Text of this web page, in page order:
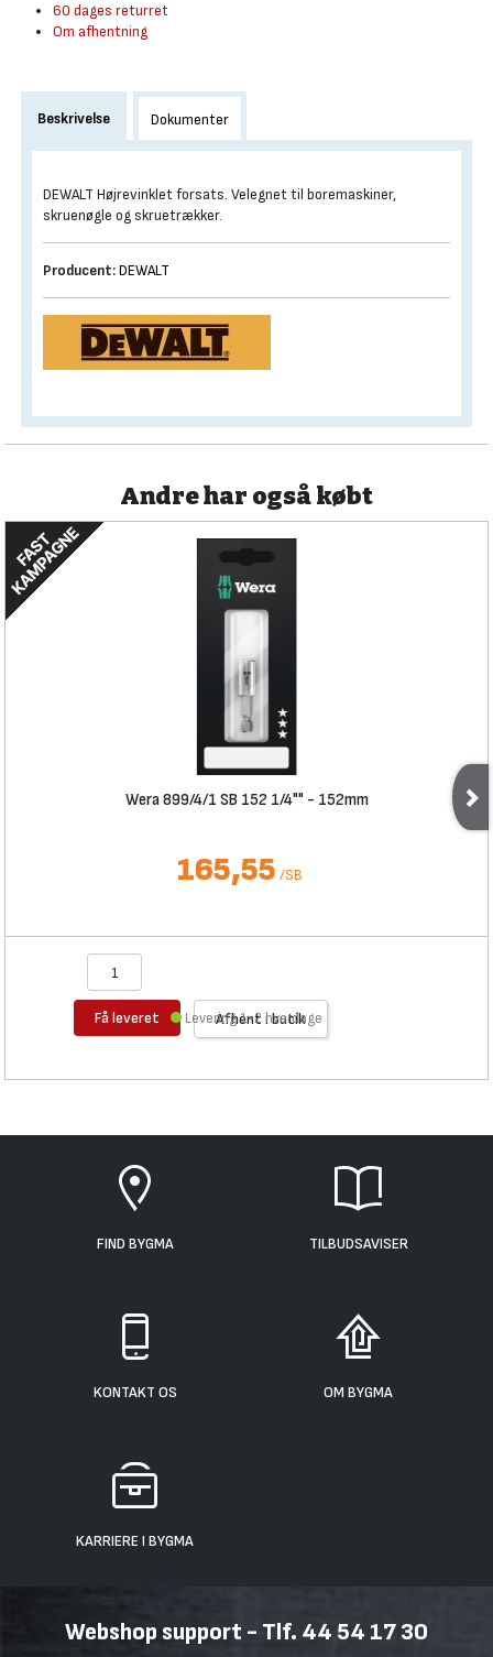
60 dages returret
Om afhentning
Beskrivelse Dokumenter
DEWALT Højrevinklet forsats. Velegnet til boremaskiner,
skruenøgle og skruetrækker.
Producent:DEWALT
Andre har også købt
Wera 899/4/1 SB 152 1/4"" - 152mm
165,55 /SB
Få leveret Afhent i butik
Levering 1-2 hverdage
FIND BYGMA TILBUDSAVISER
KONTAKT OS OM BYGMA
KARRIERE I BYGMA
Webshop support - Tlf. 44 54 17 30